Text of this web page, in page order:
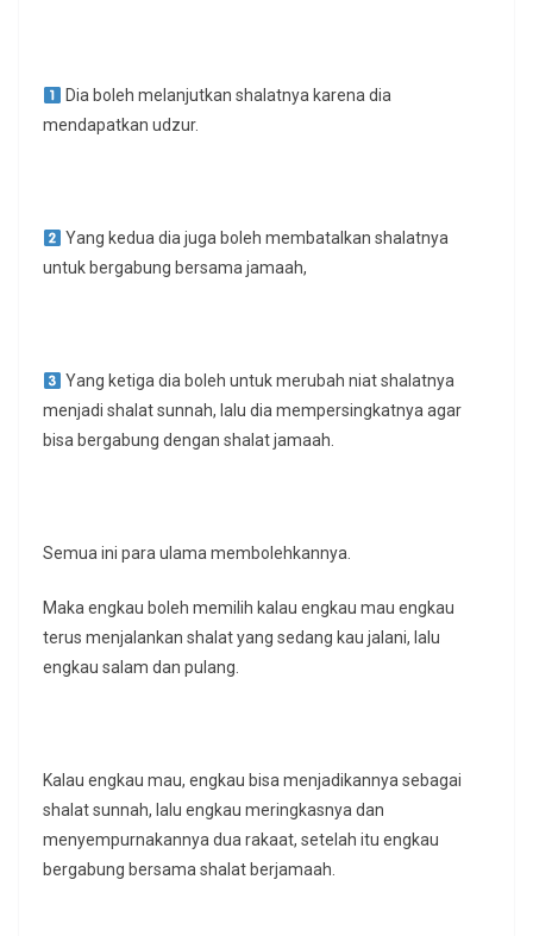
Dia boleh melanjutkan shalatnya karena dia
mendapatkan udzur.
Yang kedua dia juga boleh membatalkan shalatnya
untuk bergabung bersama jamaah,
Yang ketiga dia boleh untuk merubah niat shalatnya
menjadi shalat sunnah, lalu dia mempersingkatnya agar
bisa bergabung dengan shalat jamaah.
Semua ini para ulama membolehkannya.
Maka engkau boleh memilih kalau engkau mau engkau
terus menjalankan shalat yang sedang kau jalani, lalu
engkau salam dan pulang.
Kalau engkau mau, engkau bisa menjadikannya sebagai
shalat sunnah, lalu engkau meringkasnya dan
menyempurnakannya dua rakaat, setelah itu engkau
bergabung bersama shalat berjamaah.